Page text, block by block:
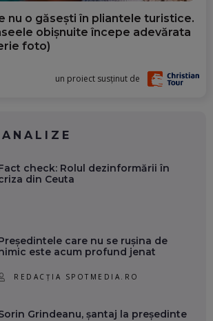
nu o găsești în pliantele turistice.
obișnuite începe adevărata
foto)
un proiect susținut de
check: Rolul dezinformării în
din Ceuta
care nu se rușina de
este acum profund jenat
REDACȚIA SPOTMEDIA.RO
Grindeanu, șantaj la președinte